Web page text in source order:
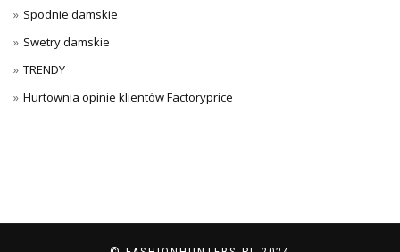
Spodnie damskie
Swetry damskie
TRENDY
Hurtownia opinie klientów Factoryprice